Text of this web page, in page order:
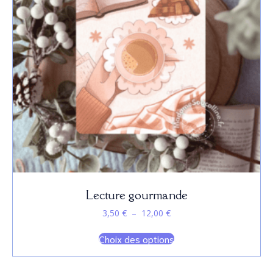
Lecture gourmande
3,50 € – 12,00 €Plage
prix :
Choix des optionsproduit
a